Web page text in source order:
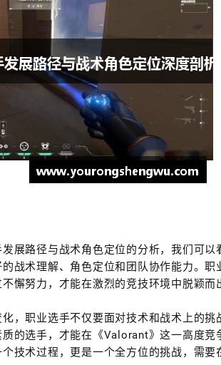
展路径与战术角色定位的分析，我们可以
战术理解、角色定位和团队协作能力。
懈努力，才能在激烈的竞技环境中脱颖而
，职业选手不仅要面对技术和战术上的
的选手，才能在《Valorant》这一高度
技术过程，更是一个全方位的挑战，需要